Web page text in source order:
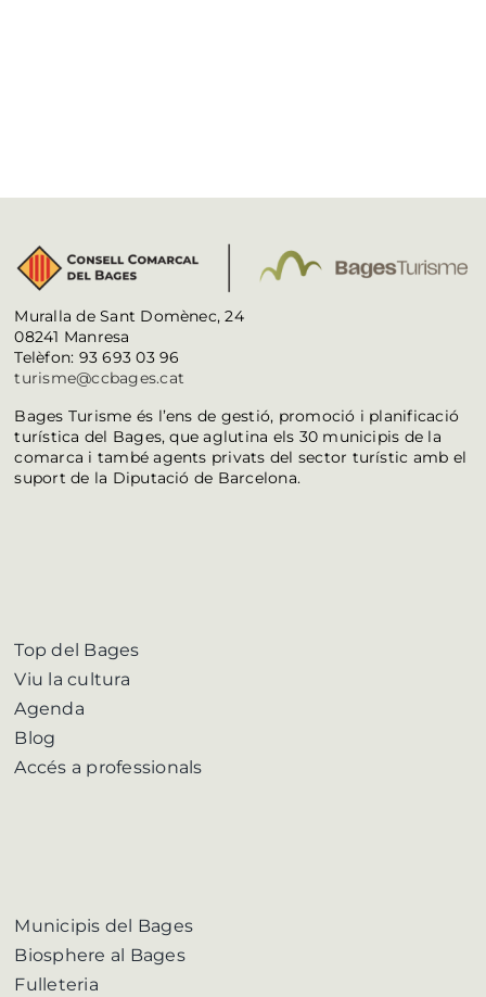
Muralla de Sant Domènec, 24
08241 Manresa
Telèfon: 93 693 03 96
turisme@ccbages.cat
Bages Turisme és l’ens de gestió, promoció i planificació
turística del Bages, que aglutina els 30 municipis de la
comarca i també agents privats del sector turístic amb el
suport de la Diputació de Barcelona.
Top del Bages
Viu la cultura
Agenda
Blog
Accés a professionals
Municipis del Bages
Biosphere al Bages
Fulleteria